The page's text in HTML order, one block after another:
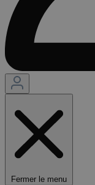
Fermer le menu